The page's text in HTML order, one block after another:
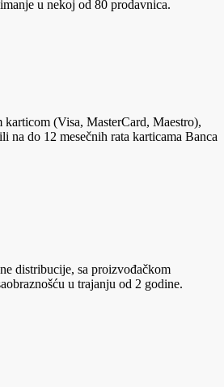
u nekoj od 80 prodavnica.
karticom (Visa, MasterCard, Maestro),
do 12 mesečnih rata karticama Banca
distribucije, sa proizvođačkom
u trajanju od 2 godine.